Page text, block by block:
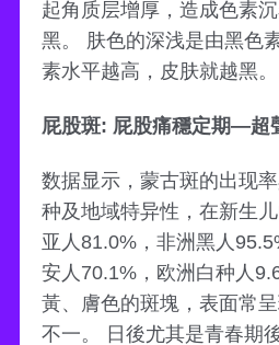
起角质层增厚，造成色素
黑。 肤色的深浅是由黑色
素水平越高，皮肤就越黑。
屁股斑: 屁股痛穩定期—超
数据显示，蒙古斑的出现
种及地域特异性，在新生
亚人81.0%，非洲黑人
安人70.1%，欧洲白种人
黃、膚色的斑塊，表面常
不一。 日後尤其是青春期